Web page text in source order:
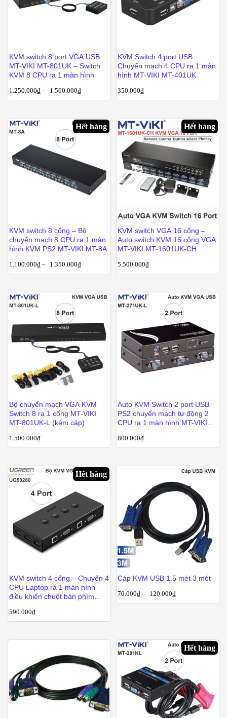
KVM switch 8 port VGA USB
MT-VIKI MT-801UK – Switch
KVM 8 CPU ra 1 màn hình
1.250.000₫ – 1.500.000₫
KVM Switch 4 port USB
Chuyển mạch 4 CPU ra 1 màn
hình MT-VIKI MT-401UK
350.000₫
Hết hàng
KVM switch 8 cổng – Bộ
chuyển mạch 8 CPU ra 1 màn
hình KVM PS2 MT-VIKI MT-8A
1.100.000₫ – 1.350.000₫
Hết hàng
KVM switch VGA 16 cổng –
Auto switch KVM 16 cổng VGA
MT-VIKI MT-1601UK-CH
5.500.000₫
Bộ chuyển mạch VGA KVM
Switch 8 ra 1 cổng MT-VIKI
MT-801UK-L (kèm cáp)
1.500.000₫
Auto KVM Switch 2 port USB
PS2 chuyển mạch tự động 2
CPU ra 1 màn hình MT-VIKI
800.000₫
Hết hàng
KVM switch 4 cổng – Chuyển 4
CPU Laptop ra 1 màn hình
điều khiển chuột bàn phím
590.000₫
Cáp KVM USB 1.5 mét 3 mét
70.000₫ – 120.000₫
Hết hàng